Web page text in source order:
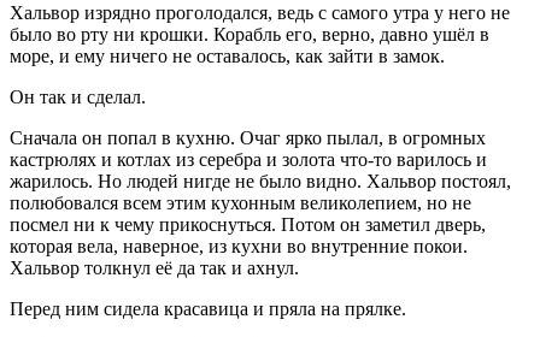
Хальвор изрядно проголодался, ведь с самого утра у него не
было во рту ни крошки. Корабль его, верно, давно ушёл в
море, и ему ничего не оставалось, как зайти в замок.
Он так и сделал.
Сначала он попал в кухню. Очаг ярко пылал, в огромных
кастрюлях и котлах из серебра и золота что-то варилось и
жарилось. Но людей нигде не было видно. Хальвор постоял,
полюбовался всем этим кухонным великолепием, но не
посмел ни к чему прикоснуться. Потом он заметил дверь,
которая вела, наверное, из кухни во внутренние покои.
Хальвор толкнул её да так и ахнул.
Перед ним сидела красавица и пряла на прялке.